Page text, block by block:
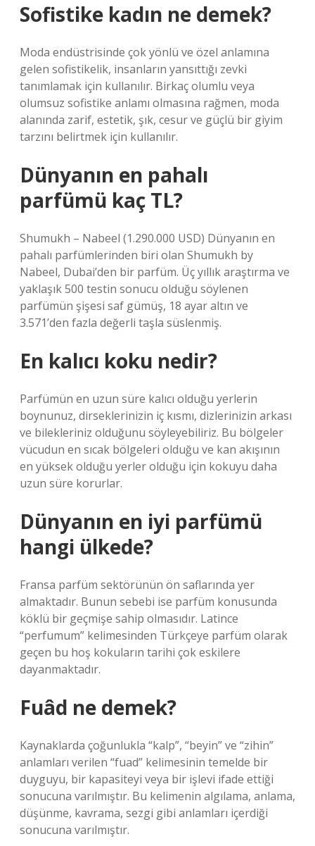
Sofistike kadın ne demek?
Moda endüstrisinde çok yönlü ve özel anlamına
gelen sofistikelik, insanların yansıttığı zevki
tanımlamak için kullanılır. Birkaç olumlu veya
olumsuz sofistike anlamı olmasına rağmen, moda
alanında zarif, estetik, şık, cesur ve güçlü bir giyim
tarzını belirtmek için kullanılır.
Dünyanın en pahalı
parfümü kaç TL?
Shumukh – Nabeel (1.290.000 USD) Dünyanın en
pahalı parfümlerinden biri olan Shumukh by
Nabeel, Dubai’den bir parfüm. Üç yıllık araştırma ve
yaklaşık 500 testin sonucu olduğu söylenen
parfümün şişesi saf gümüş, 18 ayar altın ve
3.571’den fazla değerli taşla süslenmiş.
En kalıcı koku nedir?
Parfümün en uzun süre kalıcı olduğu yerlerin
boynunuz, dirseklerinizin iç kısmı, dizlerinizin arkası
ve bilekleriniz olduğunu söyleyebiliriz. Bu bölgeler
vücudun en sıcak bölgeleri olduğu ve kan akışının
en yüksek olduğu yerler olduğu için kokuyu daha
uzun süre korurlar.
Dünyanın en iyi parfümü
hangi ülkede?
Fransa parfüm sektörünün ön saflarında yer
almaktadır. Bunun sebebi ise parfüm konusunda
köklü bir geçmişe sahip olmasıdır. Latince
“perfumum” kelimesinden Türkçeye parfüm olarak
geçen bu hoş kokuların tarihi çok eskilere
dayanmaktadır.
Fuâd ne demek?
Kaynaklarda çoğunlukla “kalp”, “beyin” ve “zihin”
anlamları verilen “fuad” kelimesinin temelde bir
duyguyu, bir kapasiteyi veya bir işlevi ifade ettiği
sonucuna varılmıştır. Bu kelimenin algılama, anlama,
düşünme, kavrama, sezgi gibi anlamları içerdiği
sonucuna varılmıştır.